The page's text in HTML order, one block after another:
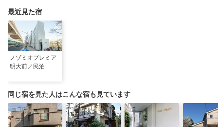
最近見た宿
ノゾミオプレミア
明大前／民泊
同じ宿を見た人はこんな宿も見ています